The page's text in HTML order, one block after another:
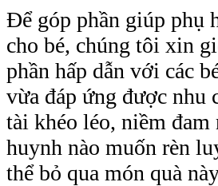
Để góp phần giúp phụ
cho bé, chúng tôi xin
phần hấp dẫn với các
vừa đáp ứng được nhu
tài khéo léo, niềm
huynh nào muốn rèn
thể bỏ qua món quà